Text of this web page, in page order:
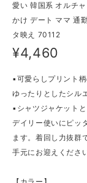
愛い 韓国系 オルチ
かけ デート ママ 通
タ映え 70112
¥4,460
▪可愛らしプリント
ゆったりとしたシル
▪シャツジャケット
デイリー使いにピッ
ます。着回し力抜群
手元にお迎えくださ